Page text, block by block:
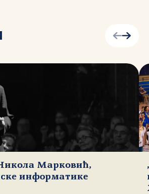
Марковић,
информатике